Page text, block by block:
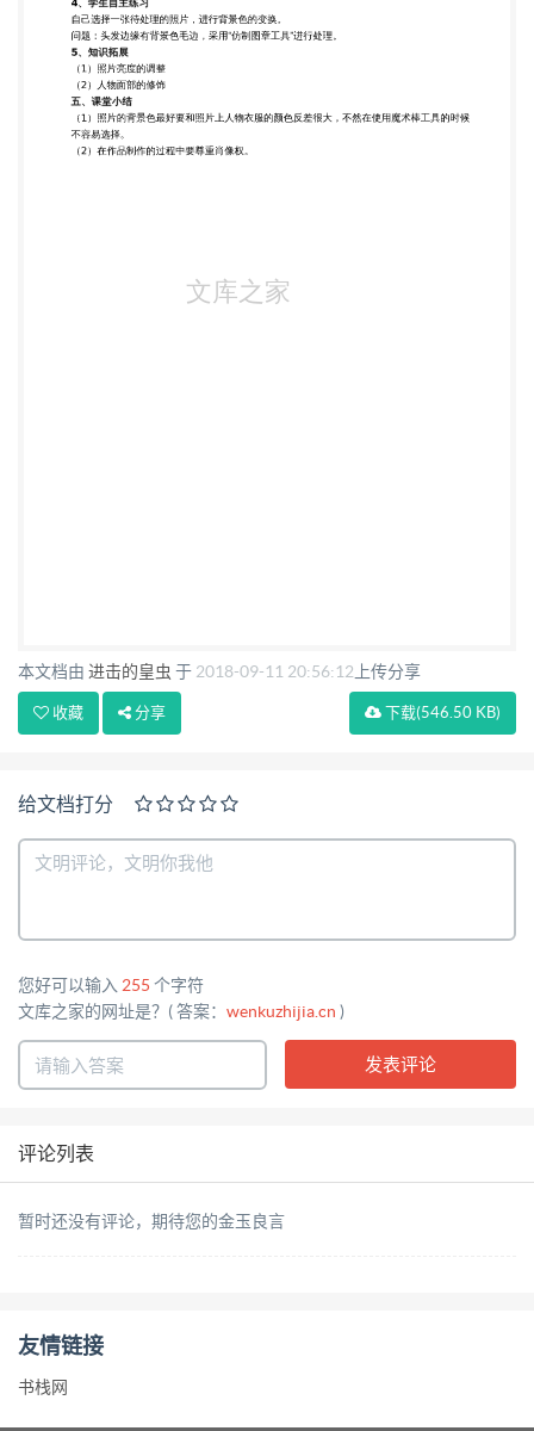
本文档由 进击的皇虫 于 2018-09-11 20:56:12 上传分享
下载(546.50 KB)
收藏 分享
给文档打分
您好可以输入 255 个字符
文库之家的网址是？( 答案： wenkuzhijia.cn )
评论列表
暂时还没有评论，期待您的金玉良言
友情链接
书栈网